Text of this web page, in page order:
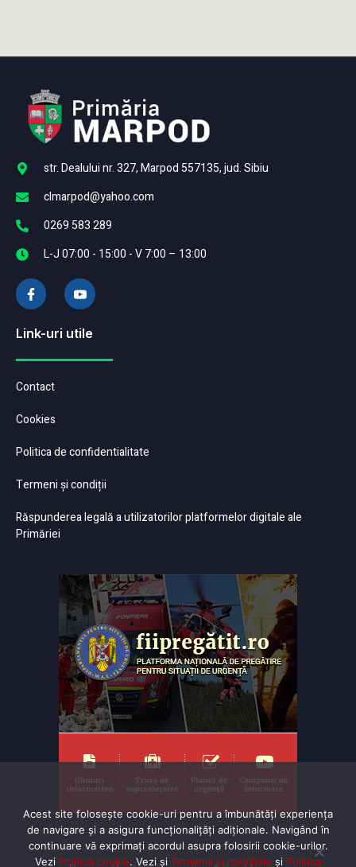
str. Dealului nr. 327, Marpod 557135, jud. Sibiu
clmarpod@yahoo.com
0269 583 289
L-J 07:00 - 15:00 - V 7:00 – 13:00
Link-uri utile
Contact
Cookies
Politica de confidentialitate
Termeni și condiții
Răspunderea legală a utilizatorilor platformelor digitale ale
Primăriei
Acest site folosește cookie-uri pentru a îmbunătăți experiența
de navigare și a asigura funcționalițăți adiționale. Navigând în
continuare vă exprimaţi acordul asupra folosirii cookie-urilor.
Vezi Politică cookie. Vezi și Termenii și condițiile și Politica